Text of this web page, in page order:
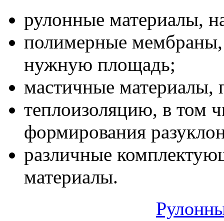
рулонные материалы,
полимерные
нужную площадь;
мастичные материалы,
теплоизоляцию, в том
формирования
различные
материалы.